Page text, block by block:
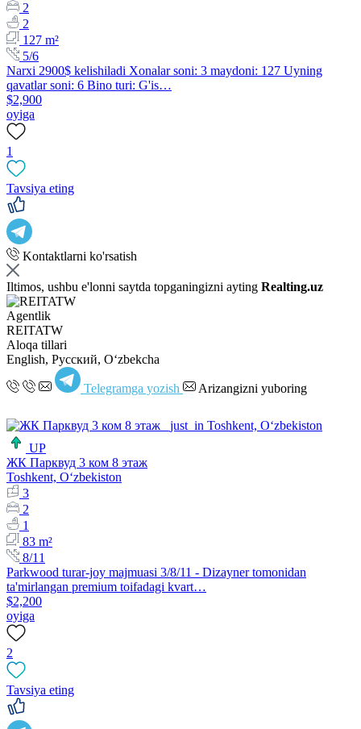
2
2
127 m²
5/6
Narxi 2900$ kelishiladi Xonalar soni: 3 maydoni: 127 Uyning
qavatlar soni: 6 Bino turi: G'is…
$2,900
oyiga
1
Tavsiya eting
Kontaktlarni ko'rsatish
Iltimos, ushbu e'lonni saytda topganingizni ayting Realting.uz
Agentlik
REITATW
Aloqa tillari
English, Русский, Oʻzbekcha
Telegramga yozish Arizangizni yuboring
UP
ЖК Парквуд 3 ком 8 этаж
Toshkent, Oʻzbekiston
3
2
1
83 m²
8/11
Parkwood turar-joy majmuasi 3/8/11 - Dizayner tomonidan
ta'mirlangan premium toifadagi kvart…
$2,200
oyiga
2
Tavsiya eting